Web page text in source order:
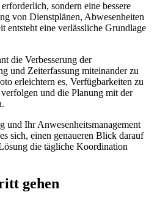
sondern eine bessere
von Dienstplänen, Abwesenheiten
entsteht eine verlässliche Grundlage
die Verbesserung der
und Zeiterfassung miteinander zu
erleichtern es, Verfügbarkeiten zu
und die Planung mit der
und Ihr Anwesenheitsmanagement
sich, einen genaueren Blick darauf
die tägliche Koordination
gehen